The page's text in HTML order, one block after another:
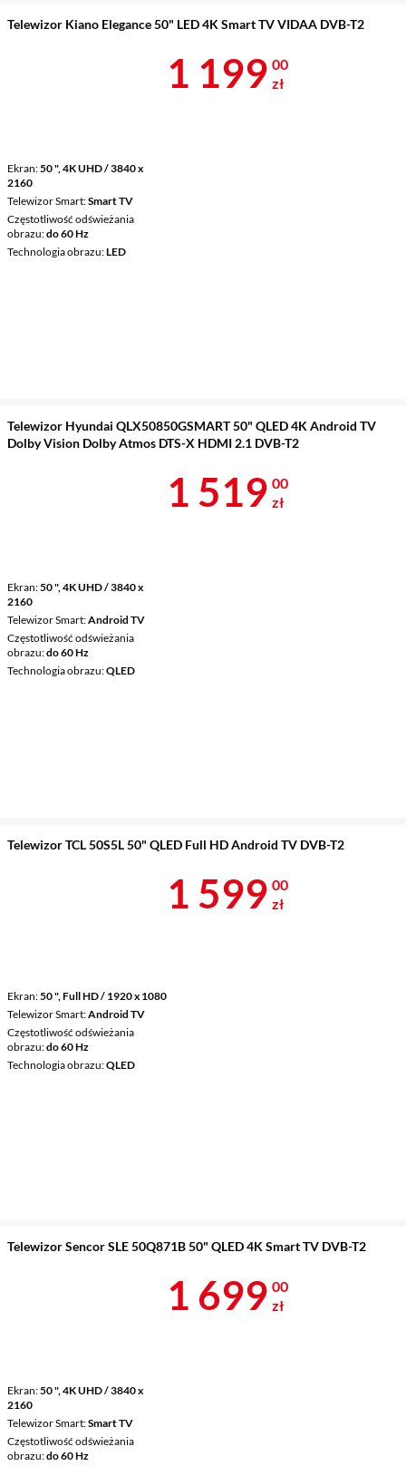
Telewizor Kiano Elegance 50" LED 4K Smart TV VIDAA DVB-T2
Ekran 50 ", 4K UHD / 3840 x
2160
Telewizor Smart Smart TV
Częstotliwość odświeżania
obrazu do 60 Hz
Technologia obrazu LED
Cena 1 199 zł
1 199 00
zł
Telewizor Hyundai QLX50850GSMART 50" QLED 4K Android TV
Dolby Vision Dolby Atmos DTS-X HDMI 2.1 DVB-T2
Ekran 50 ", 4K UHD / 3840 x
2160
Telewizor Smart Android TV
Częstotliwość odświeżania
obrazu do 60 Hz
Technologia obrazu QLED
Cena 1 519 zł
1 519 00
zł
Telewizor TCL 50S5L 50" QLED Full HD Android TV DVB-T2
Ekran 50 ", Full HD / 1920 x 1080
Telewizor Smart Android TV
Częstotliwość odświeżania
obrazu do 60 Hz
Technologia obrazu QLED
Cena 1 599 zł
1 599 00
zł
Telewizor Sencor SLE 50Q871B 50" QLED 4K Smart TV DVB-T2
Ekran 50 ", 4K UHD / 3840 x
2160
Telewizor Smart Smart TV
Częstotliwość odświeżania
obrazu do 60 Hz
Cena 1 699 zł
1 699 00
zł